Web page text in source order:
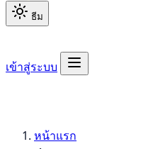
ธีม
เข้าสู่ระบบ
หน้าแรก